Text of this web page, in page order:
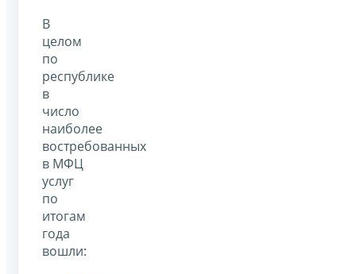
В
целом
по
республике
в
число
наиболее
востребованных
в МФЦ
услуг
по
итогам
года
вошли: